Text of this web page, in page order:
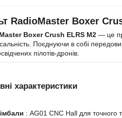
RadioMaster Boxer
Boxer Crush ELRS M2 — це
Поєднуючи в собі
пілотів-дронів.
характеристики
: AG01 CNC Hall для точного